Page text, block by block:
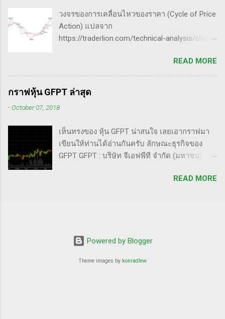
(Patience): การรอคอยและไม่รีบร้อนถือเป็น
คุณสมบัติที่สำคัญในนักเทรด ความอดทนช่วยให้
คุณสามารถทนต่อความผันผวนของตลาดและรอ
คอยจังหวะที่ดี...
อาจจะไม่เป๊ะตามใจความที่เขาพยายามสื่อ แต่ก็
น่าจะพอเห็นภาพได้ในระดับหนึ่งครับ ใครที่ภาษา
อังกฤษคล่องๆ ก็ไปอ่านต้นฉบับได้ที่ลิ้งค์นี้นะ
3/01/21/book-review-of-stock-market-
technique-number-one-by-richard-d-wyckoff/
ขั้นตอนการทำราคาของ Market Maker 1) เลือก
ต้องการทำให้ตลาดวิ่งขึ้น, เขาจะทดสอบหุ้นนำ
ตลาดที่มีความต้านทานน้อยสุด - ที่ต้องเลือกตัวที่
มีความต้าน...
วงจรของการเคลื่อนไหวของราคา (Cycle of Price
Action) แปลจาก
https://traderlion.com/technical-analysis/chart-
Oliver Kell เป็นนักเทรดที่ประสบความสำเร็จอย่าง
ยิ่งใหญ่ โดยเขาทำผลตอบแทนได้ถึง 941% ในการ
แข่งขันเทรด U.S. Investing Championship ปี
2020 ด้วยประสบการณ์การเทรดที่ยาวนาน เขา
ได้พัฒนากลยุทธ์ที่สามารถทำกำไรได้ทั้งในช่วง
(Downtrend) ภาพรวมของกลยุทธ์ Cycle of
Price Action กลยุทธ์ Cycle of Price Action ของ
Oliver Kell เน้นการใช้การวิเคราะห์ทางเทคนิค
เทรดสามารถระบุแนวโน้มของราคาได้อย่าง
สภาพตลาด: - ในตลาดขาขึ้น: ช่วยค้นหาหุ้นที่มี
READ MORE
กราฟหุ้น GFPT ล่าสุด
-October 07, 2018
เห็นทรงของ หุ้น GFPT น่าสนใจ เลยเอากราฟมา
เขียนให้ท่านได้อ่านกันครับ ลักษณะธุรกิจของ
GFPT GFPT : บริษัท จีเอฟพีที จำกัด (มหาชน)
ครอบคลุมตั้งแต่ธุรกิจอาหารสัตว์ ธุรกิจฟาร์มเลี้ยง
ผลิตภัณฑ์จากเนื้อไก่ รวมถึง เนื้อไก่สด อาหาร
ประทาน จำหน่ายทั้งในประเทศและต่างประเทศ
READ MORE
Powered by Blogger
Theme images by konradlew